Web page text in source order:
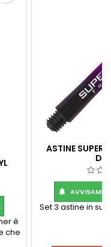
è
che
ASTINE
 AVVISAMI
Set 3 astine in